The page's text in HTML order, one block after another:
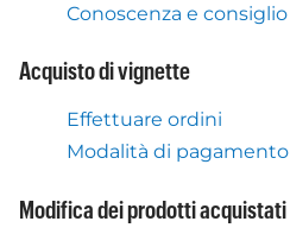
Conoscenza e consiglio
Acquisto di vignette
Effettuare ordini
Modalità di pagamento
Modifica dei prodotti acquistati